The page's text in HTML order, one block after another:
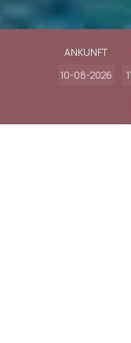
ANKUNFT